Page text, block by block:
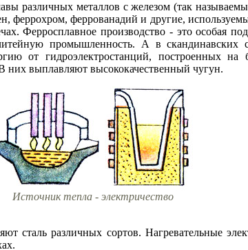
различных металлов с железом (так
феррохром, феррованадий и другие,
Ферросплавное производство - это особая
промышленность. А в скандинавских
от гидроэлектростанций, построенных
них выплавляют высококачественный чугун.
Источник тепла - электричество
сталь различных сортов. Нагревательные